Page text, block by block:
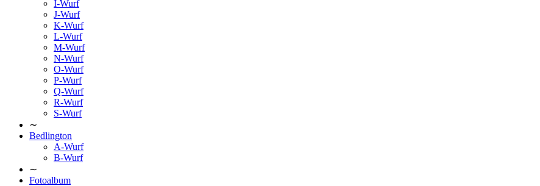
I-Wurf
J-Wurf
K-Wurf
L-Wurf
M-Wurf
N-Wurf
O-Wurf
P-Wurf
Q-Wurf
R-Wurf
S-Wurf
∼
Bedlington
A-Wurf
B-Wurf
∼
Fotoalbum